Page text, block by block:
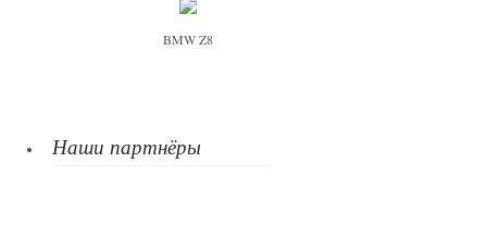
BMW Z8
Наши партнёры